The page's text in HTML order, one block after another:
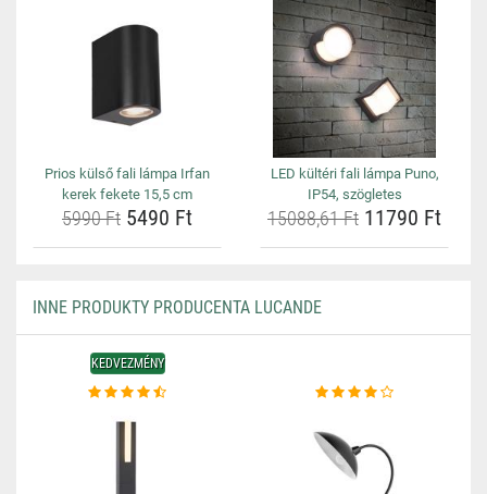
Prios külső fali lámpa Irfan
kerek fekete 15,5 cm
5990 Ft 5490 Ft
LED kültéri fali lámpa Puno,
IP54, szögletes
15088,61 Ft 11790 Ft
INNE PRODUKTY PRODUCENTA LUCANDE
KEDVEZMÉNY